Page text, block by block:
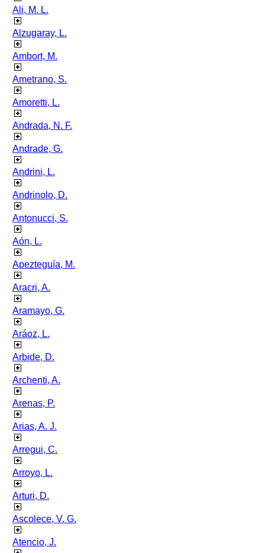
Ali, M. L.
Alzugaray, L.
Ambort, M.
Ametrano, S.
Amoretti, L.
Andrada, N. F.
Andrade, G.
Andrini, L.
Andrinolo, D.
Antonucci, S.
Aón, L.
Apezteguía, M.
Aracri, A.
Aramayo, G.
Aráoz, L.
Arbide, D.
Archenti, A.
Arenas, P.
Arias, A. J.
Arregui, C.
Arroyo, L.
Arturi, D.
Ascolece, V. G.
Atencio, J.